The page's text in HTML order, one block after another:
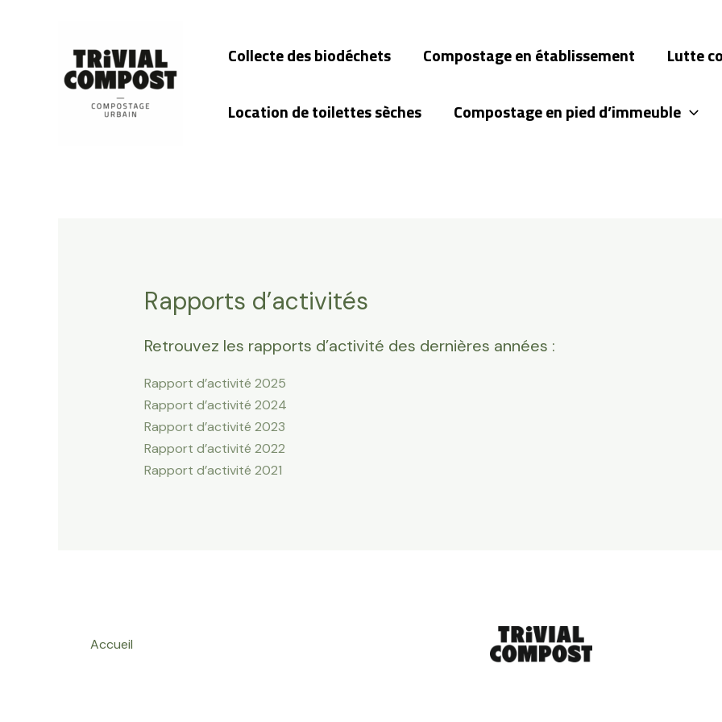
Collecte des biodéchets Compostage en établissement Lutte
Location de toilettes sèches Compostage en pied d’immeuble
Rapports d’activités
Retrouvez les rapports d’activité des dernières années :
Rapport d’activité 2025
Rapport d’activité 2024
Rapport d’activité 2023
Rapport d’activité 2022
Rapport d’activité 2021
Accueil